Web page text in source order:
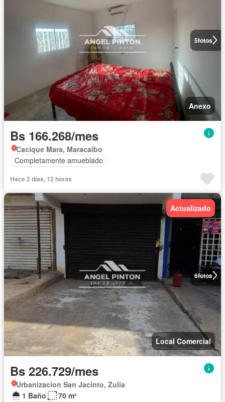
5fotos
Anexo
Bs 166.268/mes
Cacique Mara, Maracaibo
Completamente amueblado
Hace 2 días, 12 horas
6fotos
Actualizado
Local Comercial
Bs 226.729/mes
Urbanizacion San Jacinto, Zulia
1 Baño
70 m²